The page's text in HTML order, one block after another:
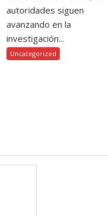
autoridades siguen
avanzando en la
investigación...
Uncategorized